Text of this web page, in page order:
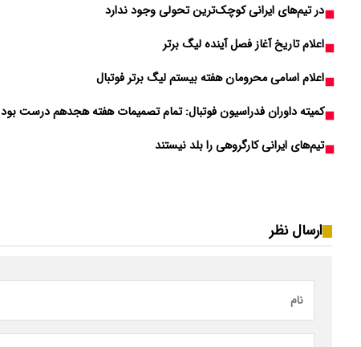
در تیم‌های ایرانی کوچک‌ترین تحولی وجود ندارد
اعلام تاریخ آغاز فصل آینده لیگ برتر
اعلام اسامی محرومان هفته بیستم لیگ برتر فوتبال
کمیته داوران فدراسیون فوتبال: تمام تصمیمات هفته هجدهم درست بود
تیم‎‌های ایرانی کارگروهی را بلد نیستند
ارسال نظر